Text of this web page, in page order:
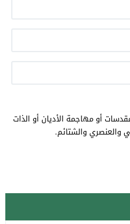
أو مهاجمة الأديان أو الذات
والعنصري والشتائم.